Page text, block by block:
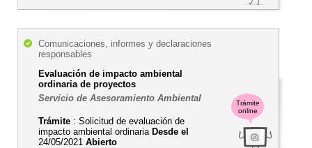
Trámite
online
Comunicaciones, informes y declaraciones
responsables
Evaluación de impacto ambiental
ordinaria de proyectos
Servicio de Asesoramiento Ambiental
Trámite : Solicitud de evaluación de
impacto ambiental ordinaria Desde el
24/05/2021 Abierto